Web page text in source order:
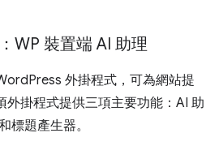
WP 裝置端 AI 助理
外掛程式，可為網站提
外掛程式提供三項主要功能：AI 助
標題產生器。